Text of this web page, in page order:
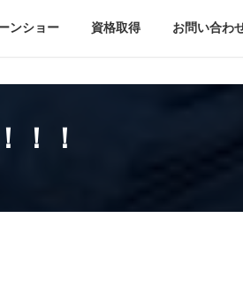
ンショー 資格取得 お問い合わ
！！